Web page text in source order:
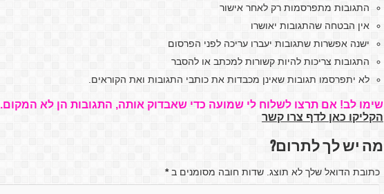
התגובות מתפרסמות רק לאחר אישור
אין הבטחה שהתגובות יאושרו
ישנה אפשרות שתגובות יעברו עריכה לפני הפרסום
התגובות צריכות להיות קשורות למכתב או להסבר
לא יתפרסמו תגובות שאינן מכבדות את כותבי התגובות ואת הקוראים.
שימו לב! אם תרצו לשלוח לי שמועה כדי שאבדוק אותה, התגובות הן לא המקום.
הקליקו כאן לדף צרו קשר
מה יש לך לתרום?
כתובת הדואל שלך לא תוצג. שדות חובה מסומנים ב*